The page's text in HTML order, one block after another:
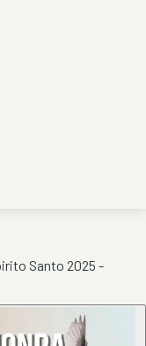
Santo 2025 -